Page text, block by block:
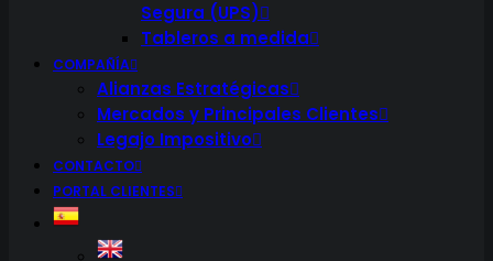
Segura (UPS)
Tableros a medida
COMPAÑÍA
Alianzas Estratégicas
Mercados y Principales Clientes
Legajo Impositivo
CONTACTO
PORTAL CLIENTES